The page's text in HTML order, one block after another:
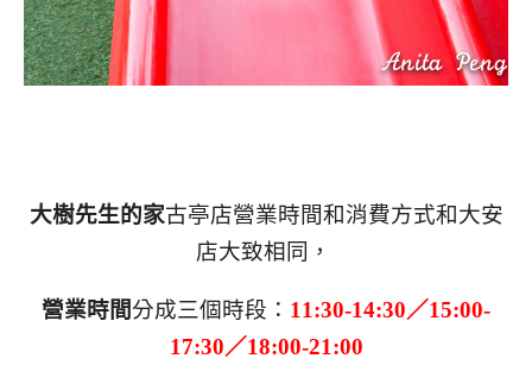
大樹先生的家古亭店營業時間和消費方式和大安
店大致相同，
營業時間分成三個時段： 11:30-14:30／15:00-
17:30／18:00-21:00